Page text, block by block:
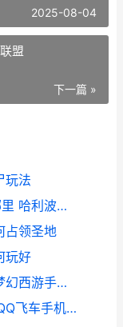
2025-08-04
盟
下一篇 »
玩法
哈利波特魔法觉醒红色线索奖励在哪里 哈利波特魔法觉醒周年庆几月几号
占领圣地
玩好
梦幻西游手机游戏活力工坊做啥子 梦幻西游手机游戏
qq飞车手机游戏如何跑拉力赛地图 QQ飞车手机游戏不显示头脸